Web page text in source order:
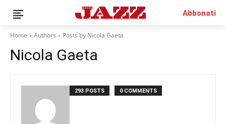
Recensioni
Rubriche
Abbonati
Home Authors Posts by Nicola Gaeta
Nicola Gaeta
293 POSTS 0 COMMENTS